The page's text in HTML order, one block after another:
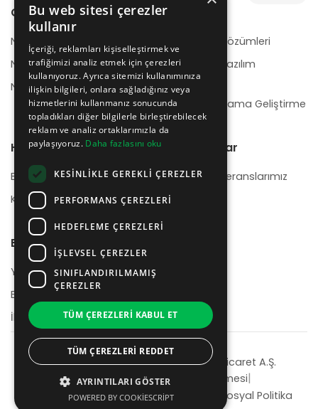
Çözümler
NeotrionB2B
NeotrionB2C
NeotrionWMS
E-Ticaret Çözümleri
Kurumsal Yazılım
Geliştirme
Mobil Uygulama Geliştirme
Hakkımızda
Biz Kimiz
Kariyer
Referanslar
Başlıca Referanslarımız
Bize Ulaşın
Yardım Merkezi
Blog
İletişim
© 2026 Neyzen Teknoloji Sanayi ve Ticaret A.Ş.
Gizlilik Politikası|Kullanım Sözleşmesi|
İnsan Kaynakları Politikası|Çevresel ve Sosyal Politika
Bu web sitesi çerezler
kullanır
İçeriği, reklamları kişiselleştirmek ve
trafiğimizi analiz etmek için çerezleri
kullanıyoruz. Ayrıca sitemizi kullanımınıza
ilişkin bilgileri, onlara sağladığınız veya
hizmetlerini kullanmanız sonucunda
topladıkları diğer bilgilerle birleştirebilecek
reklam ve analiz ortaklarımızla da
paylaşıyoruz. Daha fazlasını oku
KESINLIKLE GEREKLI ÇEREZLER
PERFORMANS ÇEREZLERI
HEDEFLEME ÇEREZLERI
İŞLEVSEL ÇEREZLER
SINIFLANDIRILMAMIŞ
ÇEREZLER
TÜM ÇEREZLERI KABUL ET
TÜM ÇEREZLERI REDDET
AYRINTILARI GÖSTER
POWERED BY COOKIESCRIPT